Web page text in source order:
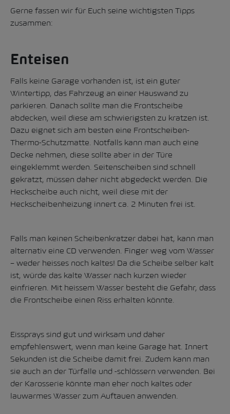
Gerne fassen wir für Euch seine wichtigsten Tipps
zusammen:
Enteisen
Falls keine Garage vorhanden ist, ist ein guter
Wintertipp, das Fahrzeug an einer Hauswand zu
parkieren. Danach sollte man die Frontscheibe
abdecken, weil diese am schwierigsten zu kratzen ist.
Dazu eignet sich am besten eine Frontscheiben-
Thermo-Schutzmatte. Notfalls kann man auch eine
Decke nehmen, diese sollte aber in der Türe
eingeklemmt werden. Seitenscheiben sind schnell
gekratzt, müssen daher nicht abgedeckt werden. Die
Heckscheibe auch nicht, weil diese mit der
Heckscheibenheizung innert ca. 2 Minuten frei ist.
Falls man keinen Scheibenkratzer dabei hat, kann man
alternativ eine CD verwenden. Finger weg vom Wasser
– weder heisses noch kaltes! Da die Scheibe selber kalt
ist, würde das kalte Wasser nach kurzen wieder
einfrieren. Mit heissem Wasser besteht die Gefahr, dass
die Frontscheibe einen Riss erhalten könnte.
Eissprays sind gut und wirksam und daher
empfehlenswert, wenn man keine Garage hat. Innert
Sekunden ist die Scheibe damit frei. Zudem kann man
sie auch an der Türfalle und -schlössern verwenden. Bei
der Karosserie könnte man eher noch kaltes oder
lauwarmes Wasser zum Auftauen anwenden.